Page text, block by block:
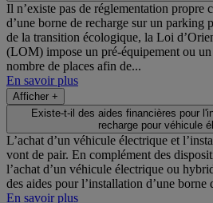
Il n’existe pas de réglementation propre
d’une borne de recharge sur un parking
de la transition écologique, la Loi
(LOM) impose un pré-équipement ou
nombre de places afin de...
En savoir plus
Afficher +
Existe-t-il des aides financières pour
recharge pour véhicule
L’achat d’un véhicule électrique et
vont de pair. En complément des
l’achat d’un véhicule électrique ou
des aides pour l’installation d’une
En savoir plus